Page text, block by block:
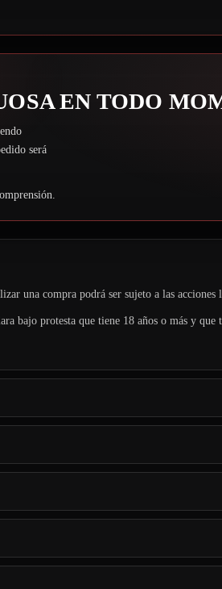
EN TODO
será
una compra podrá ser sujeto a las acciones
protesta que tiene 18 años o más y